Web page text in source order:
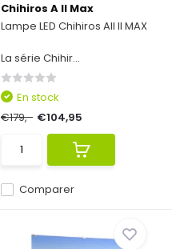
Chihiros A II Max
Lampe LED Chihiros AII II MAX
La série Chihir...
Comparer
En stock
€179,- €104,95